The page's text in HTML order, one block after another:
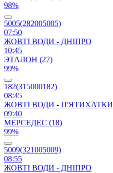
98%
5005(282005005)
07:50
ЖОВТІ ВОДИ - ДНІПРО
10:45
ЭТАЛОН (27)
99%
182(315000182)
08:45
ЖОВТІ ВОДИ - П'ЯТИХАТКИ
09:40
МЕРСЕДЕС (18)
99%
5009(321005009)
08:55
ЖОВТІ ВОДИ - ДНІПРО